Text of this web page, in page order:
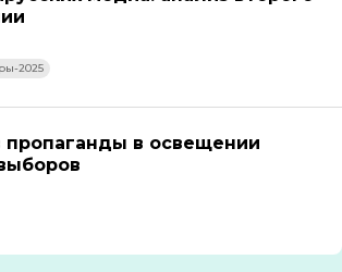
2025
пропаганды в освещении